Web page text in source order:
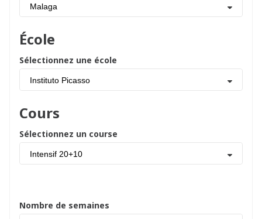
Malaga
École
Sélectionnez une école
Instituto Picasso
Cours
Sélectionnez un course
Intensif 20+10
Nombre de semaines